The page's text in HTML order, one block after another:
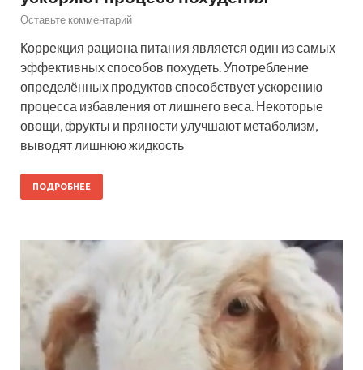
Оставьте комментарий
Коррекция рациона питания является один из самых
эффективных способов похудеть. Употребление
определённых продуктов способствует ускорению
процесса избавления от лишнего веса. Некоторые
овощи, фрукты и пряности улучшают метаболизм,
выводят лишнюю жидкость
ПОДРОБНЕЕ